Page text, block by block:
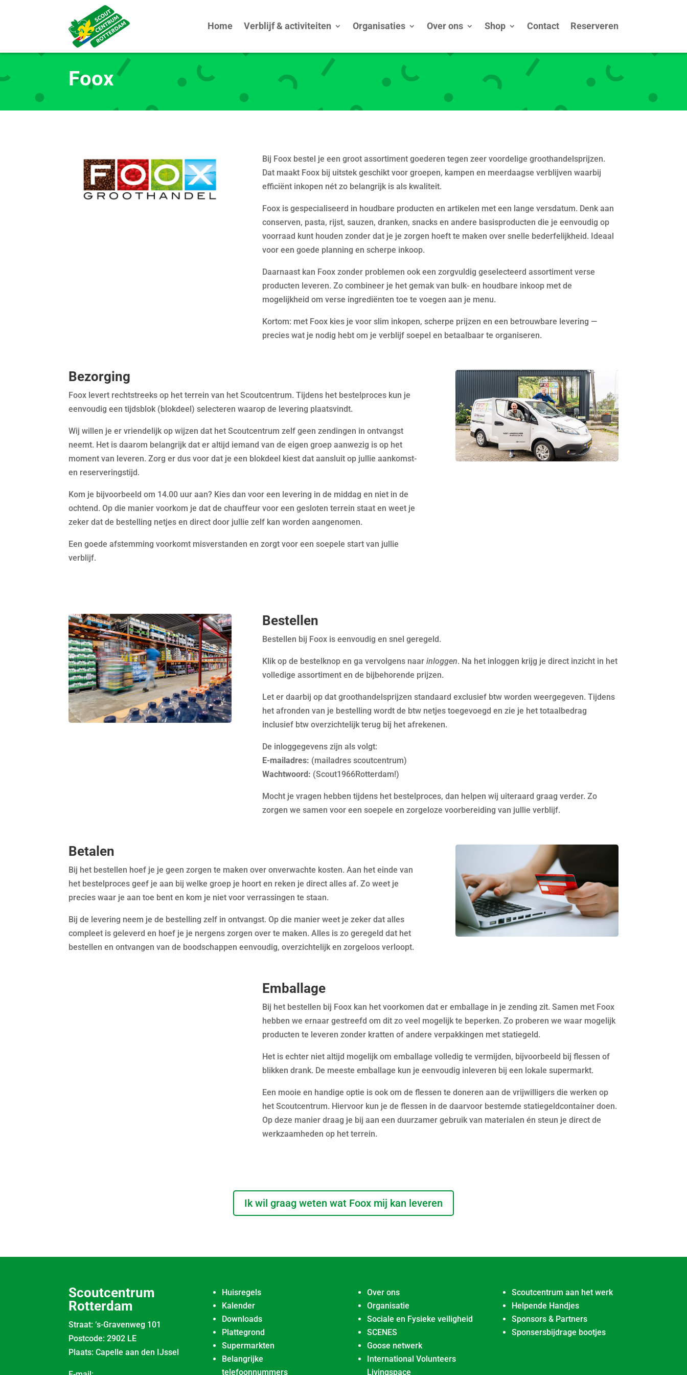
Home Verblijf & activiteiten Organisaties Over ons Shop Contact Reserveren
Foox
Bij Fooxbestel je een groot assortiment goederen tegen zeer voordelige groothandelsprijzen.
Dat maakt Foox bij uitstek geschikt voor groepen, kampen en meerdaagse verblijven waarbij
efficiënt inkopen nét zo belangrijk is als kwaliteit.
Foox is gespecialiseerd in houdbare producten en artikelen met een lange versdatum. Denk aan
conserven, pasta, rijst, sauzen, dranken, snacks en andere basisproducten die je eenvoudig op
voorraad kunt houden zonder dat je je zorgen hoeft te maken over snelle bederfelijkheid. Ideaal
voor een goede planning en scherpe inkoop.
Daarnaast kan Foox zonder problemen ook een zorgvuldig geselecteerd assortiment verse
producten leveren. Zo combineer je het gemak van bulk- en houdbare inkoop met de
mogelijkheid om verse ingrediënten toe te voegen aan je menu.
Kortom: met Foox kies je voor slim inkopen, scherpe prijzen en een betrouwbare levering —
precies wat je nodig hebt om je verblijf soepel en betaalbaar te organiseren.
Bezorging
Foox levert rechtstreeks op het terrein van het Scoutcentrum. Tijdens het bestelproces kun je
eenvoudig een tijdsblok (blokdeel) selecteren waarop de levering plaatsvindt.
Wij willen je er vriendelijk op wijzen dat het Scoutcentrum zelf geen zendingen in ontvangst
neemt. Het is daarom belangrijk dat er altijd iemand van de eigen groep aanwezig is op het
moment van leveren. Zorg er dus voor dat je een blokdeel kiest dat aansluit op jullie aankomst-
en reserveringstijd.
Kom je bijvoorbeeld om 14.00 uur aan? Kies dan voor een levering in de middag en niet in de
ochtend. Op die manier voorkom je dat de chauffeur voor een gesloten terrein staat en weet je
zeker dat de bestelling netjes en direct door jullie zelf kan worden aangenomen.
Een goede afstemming voorkomt misverstanden en zorgt voor een soepele start van jullie
verblijf.
Bestellen
Bestellen bij Fooxis eenvoudig en snel geregeld.
Klik op de bestelknop en ga vervolgens naar inloggen. Na het inloggen krijg je direct inzicht in het
volledige assortiment en de bijbehorende prijzen.
Let er daarbij op dat groothandelsprijzen standaard exclusief btw worden weergegeven. Tijdens
het afronden van je bestelling wordt de btw netjes toegevoegd en zie je het totaalbedrag
inclusief btw overzichtelijk terug bij het afrekenen.
De inloggegevens zijn als volgt:
E-mailadres: (mailadres scoutcentrum)
Wachtwoord: (Scout1966Rotterdam!)
Mocht je vragen hebben tijdens het bestelproces, dan helpen wij uiteraard graag verder. Zo
zorgen we samen voor een soepele en zorgeloze voorbereiding van jullie verblijf.
Betalen
Bij het bestellen hoef je je geen zorgen te maken over onverwachte kosten. Aan het einde van
het bestelproces geef je aan bij welke groep je hoort en reken je direct alles af. Zo weet je
precies waar je aan toe bent en kom je niet voor verrassingen te staan.
Bij de levering neem je de bestelling zelf in ontvangst. Op die manier weet je zeker dat alles
compleet is geleverd en hoef je je nergens zorgen over te maken. Alles is zo geregeld dat het
bestellen en ontvangen van de boodschappen eenvoudig, overzichtelijk en zorgeloos verloopt.
Emballage
Bij het bestellen bij Fooxkan het voorkomen dat er emballage in je zending zit. Samen met Foox
hebben we ernaar gestreefd om dit zo veel mogelijk te beperken. Zo proberen we waar mogelijk
producten te leveren zonder kratten of andere verpakkingen met statiegeld.
Het is echter niet altijd mogelijk om emballage volledig te vermijden, bijvoorbeeld bij flessen of
blikken drank. De meeste emballage kun je eenvoudig inleveren bij een lokale supermarkt.
Een mooie en handige optie is ook om de flessen te doneren aan de vrijwilligers die werken op
het Scoutcentrum. Hiervoor kun je de flessen in de daarvoor bestemde statiegeldcontainer doen.
Op deze manier draag je bij aan een duurzamer gebruik van materialen én steun je direct de
werkzaamheden op het terrein.
Ik wil graag weten wat Foox mij kan leveren
Scoutcentrum
Rotterdam
Straat: ‘s-Gravenweg 101
Postcode: 2902 LE
Plaats: Capelle aan den IJssel
Huisregels
Kalender
Downloads
Plattegrond
Supermarkten
Belangrijke
telefoonnummers
Over ons
Organisatie
Sociale en Fysieke veiligheid
SCENES
Goose netwerk
International Volunteers
Livingspace
Scoutcentrum aan het werk
Helpende Handjes
Sponsors & Partners
Sponsersbijdrage bootjes